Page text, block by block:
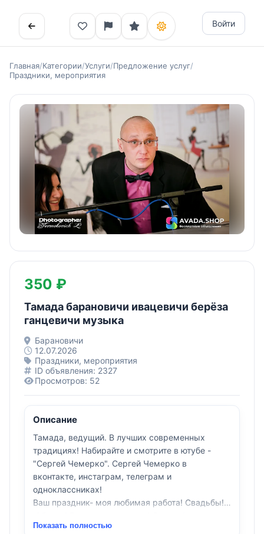
Войти
Главная/Категории/Услуги/Предложение услуг/
Праздники, мероприятия
350 ₽
Тамада барановичи ивацевичи берёза
ганцевичи музыка
Барановичи
12.07.2026
Праздники, мероприятия
ID объявления: 2327
Просмотров: 52
Описание
Тамада, ведущий. В лучших современных
традициях! Набирайте и смотрите в ютубе -
"Сергей Чемерко". Сергей Чемерко в
вконтакте, инстаграм, телеграм и
одноклассниках!
Ваш праздник- моя любимая работа! Свадьбы!
юмором, с соблюдением любимых традиций, но
Показать полностью